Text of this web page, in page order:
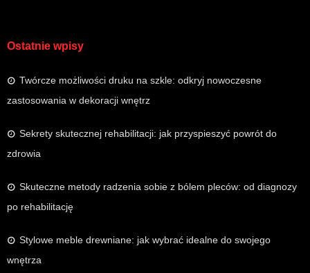
Ostatnie wpisy
Twórcze możliwości druku na szkle: odkryj nowoczesne
zastosowania w dekoracji wnętrz
Sekrety skutecznej rehabilitacji: jak przyspieszyć powrót do
zdrowia
Skuteczne metody radzenia sobie z bólem pleców: od diagnozy
po rehabilitację
Stylowe meble drewniane: jak wybrać idealne do swojego
wnętrza